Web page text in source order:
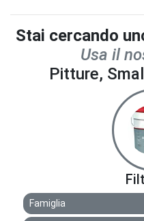
Stai cercando
Usa il
Pitture,
Famiglia